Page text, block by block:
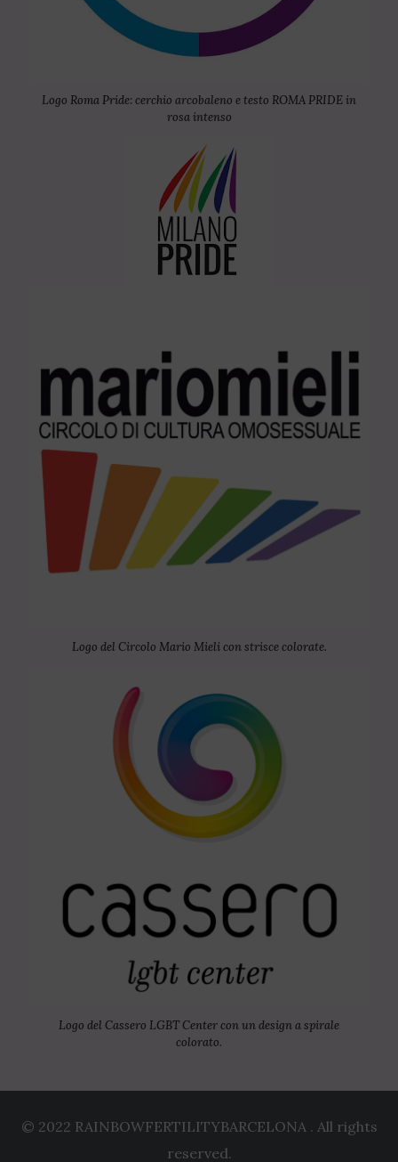
Logo Roma Pride: cerchio arcobaleno e testo ROMA PRIDE in
rosa intenso
Logo del Circolo Mario Mieli con strisce colorate.
Logo del Cassero LGBT Center con un design a spirale
colorato.
© 2022 RAINBOWFERTILITYBARCELONA . All rights
reserved.